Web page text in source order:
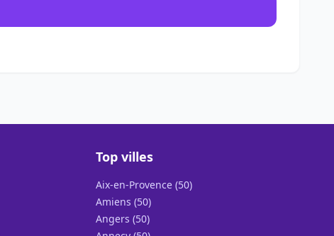
Top villes
Aix-en-Provence (50)
Amiens (50)
Angers (50)